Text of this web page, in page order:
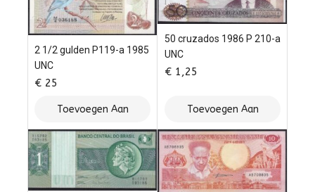
2 1/2 gulden P119-a 1985
UNC
€ 25
Toevoegen Aan
Winkelwagen
50 cruzados 1986 P 210-a
UNC
€ 1,25
Toevoegen Aan
Winkelwagen